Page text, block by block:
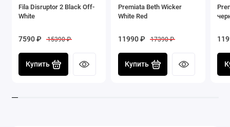
Fila Disruptor 2 Black Off-
White
7590 ₽ 15390 ₽
Купить
Premiata Beth Wicker
White Red
11990 ₽ 17390 ₽
Купить